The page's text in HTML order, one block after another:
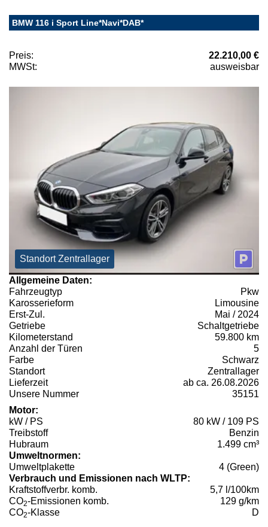
BMW 116 i Sport Line*Navi*DAB*
Preis:
22.210,00 €
MWSt:
ausweisbar
Standort Zentrallager
Allgemeine Daten:
Fahrzeugtyp
Pkw
Karosserieform
Limousine
Erst-Zul.
Mai / 2024
Getriebe
Schaltgetriebe
Kilometerstand
59.800 km
Anzahl der Türen
5
Farbe
Schwarz
Standort
Zentrallager
Lieferzeit
ab ca. 26.08.2026
Unsere Nummer
35151
Motor:
kW / PS
80 kW / 109 PS
Treibstoff
Benzin
Hubraum
1.499 cm³
Umweltnormen:
Umweltplakette
4 (Green)
Verbrauch und Emissionen nach WLTP:
Kraftstoffverbr. komb.
5,7 l/100km
CO2-Emissionen komb.
129 g/km
CO2-Klasse D